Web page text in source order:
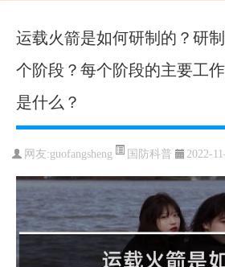
运载火箭是如何研制的？研
个阶段？每个阶段的主要工
是什么？
网友:guofangsheng 国防科普 2022-